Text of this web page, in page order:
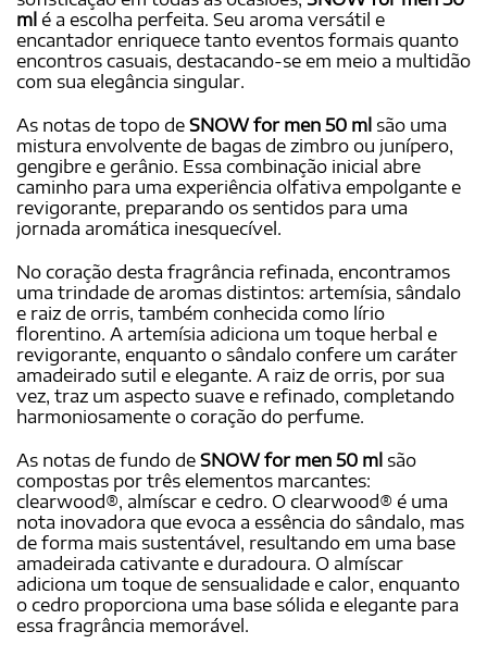
ml é a escolha perfeita. Seu aroma versátil e
encantador enriquece tanto eventos formais quanto
encontros casuais, destacando-se em meio a multidão
com sua elegância singular.
As notas de topo de SNOW for men 50 ml são uma
mistura envolvente de bagas de zimbro ou junípero,
gengibre e gerânio. Essa combinação inicial abre
caminho para uma experiência olfativa empolgante e
revigorante, preparando os sentidos para uma
jornada aromática inesquecível.
No coração desta fragrância refinada, encontramos
uma trindade de aromas distintos: artemísia, sândalo
e raiz de orris, também conhecida como lírio
florentino. A artemísia adiciona um toque herbal e
revigorante, enquanto o sândalo confere um caráter
amadeirado sutil e elegante. A raiz de orris, por sua
vez, traz um aspecto suave e refinado, completando
harmoniosamente o coração do perfume.
As notas de fundo de SNOW for men 50 ml são
compostas por três elementos marcantes:
clearwood®, almíscar e cedro. O clearwood® é uma
nota inovadora que evoca a essência do sândalo, mas
de forma mais sustentável, resultando em uma base
amadeirada cativante e duradoura. O almíscar
adiciona um toque de sensualidade e calor, enquanto
o cedro proporciona uma base sólida e elegante para
essa fragrância memorável.